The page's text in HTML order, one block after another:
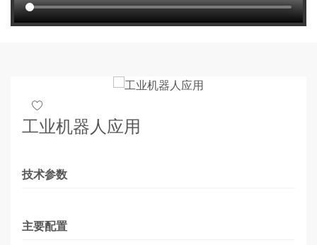
工业机器人应用
技术参数
主要配置